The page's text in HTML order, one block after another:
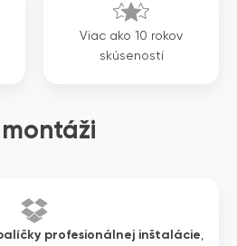
Viac ako 10 rokov
skúseností
profesionálnej inštalácie